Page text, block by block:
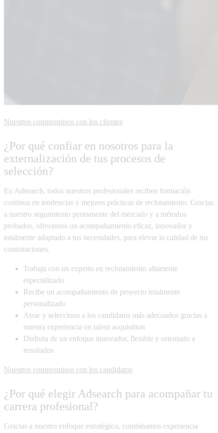
Nuestros compromisos con los clientes
¿Por qué confiar en nosotros para la
externalización de tus procesos de
selección?
En Adsearch, todos nuestros profesionales reciben formación
continua en tendencias y mejores prácticas de reclutamiento. Gracias
a nuestro seguimiento permanente del mercado y a métodos
probados, ofrecemos un acompañamiento eficaz, innovador y
totalmente adaptado a tus necesidades, para elevar la calidad de tus
contrataciones.
Trabaja con un experto en reclutamiento altamente
especializado
Recibe un acompañamiento de proyecto totalmente
personalizado
Atrae y selecciona a los candidatos más adecuados gracias a
nuestra experiencia en talent acquisition
Disfruta de un enfoque innovador, flexible y orientado a
resultados
Nuestros compromisos con los candidatos
¿Por qué elegir Adsearch para acompañar tu
carrera profesional?
Gracias a nuestro enfoque estratégico, combinamos experiencia